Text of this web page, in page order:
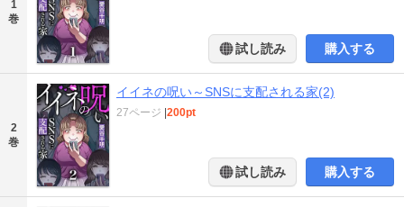
1
巻
試し読み 購入する
2
巻
イイネの呪い～SNSに支配される家(2)
27ページ 200pt
試し読み 購入する